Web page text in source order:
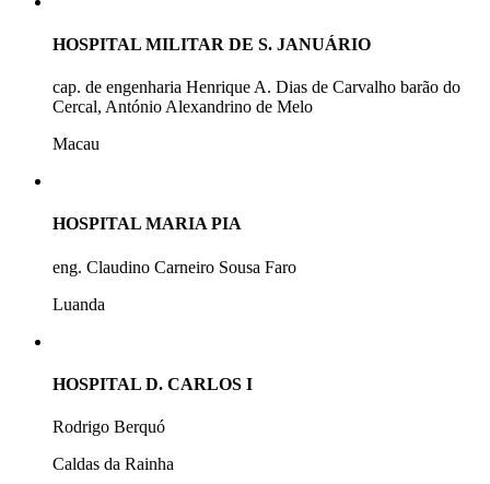
HOSPITAL MILITAR DE S. JANUÁRIO
cap. de engenharia Henrique A. Dias de Carvalho barão do
Cercal, António Alexandrino de Melo
Macau
HOSPITAL MARIA PIA
eng. Claudino Carneiro Sousa Faro
Luanda
HOSPITAL D. CARLOS I
Rodrigo Berquó
Caldas da Rainha